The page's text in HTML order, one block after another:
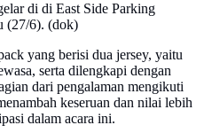
di di East Side Parking
(27/6). (dok)
yang berisi dua jersey, yaitu
serta dilengkapi dengan
dari pengalaman mengikuti
keseruan dan nilai lebih
dalam acara ini.